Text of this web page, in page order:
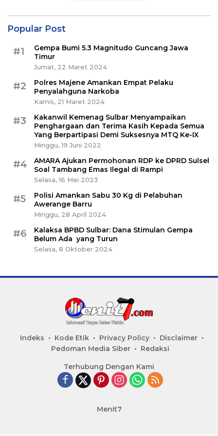
Popular Post
#1
Gempa Bumi 5.3 Magnitudo Guncang Jawa
Timur
Jumat, 22 Maret 2024
#2
Polres Majene Amankan Empat Pelaku
Penyalahguna Narkoba
Kamis, 21 Maret 2024
#3
Kakanwil Kemenag Sulbar Menyampaikan
Penghargaan dan Terima Kasih Kepada Semua
Yang Berpartipasi Demi Suksesnya MTQ Ke-IX
Minggu, 19 Juni 2022
#4
AMARA Ajukan Permohonan RDP ke DPRD Sulsel
Soal Tambang Emas Ilegal di Rampi
Selasa, 16 Mei 2023
#5
Polisi Amankan Sabu 30 Kg di Pelabuhan
Awerange Barru
Minggu, 28 April 2024
#6
Kalaksa BPBD Sulbar: Dana Stimulan Gempa
Belum Ada yang Turun
Selasa, 8 Oktober 2024
Indeks Kode Etik Privacy Policy
Disclaimer
Pedoman Media Siber
Redaksi
Terhubung Dengan Kami
Menit7